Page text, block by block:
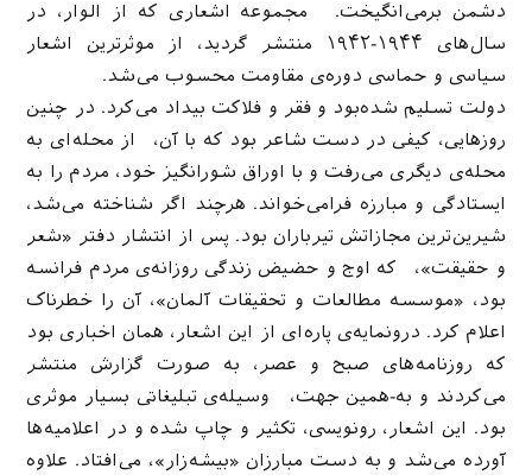
دشمن برمی‌انگیخت. مجموعه اشعاری که از الوار، در
سال‌های ۱۹۴۴-۱۹۴۲ منتشر گردید، از موثرترین اشعار
سیاسی و حماسی دوره‌ی مقاومت محسوب می‌شد.
دولت تسلیم شده‌بود و فقر و فلاکت بیداد می‌کرد. در چنین
روزهایی، کیفی در دست شاعر بود که با آن، از محله‌ای به
محله‌ی دیگری می‌رفت و با اوراق شورانگیز خود، مردم را به
ایستادگی و مبارزه فرامی‌خواند. هرچند اگر شناخته می‌شد،
شیرین‌ترین مجازاتش تیرباران بود. پس از انتشار دفتر «شعر
و حقیقت»، که اوج و حضیض زندگی روزانه‌ی مردم فرانسه
بود، «موسسه مطالعات و تحقیقات آلمان»، آن را خطرناک
اعلام کرد. درونمایه‌ی پاره‌ای از این اشعار، همان اخباری بود
که روزنامه‌‌های صبح و عصر، به صورت گزارش منتشر
می‌کردند و به-همین جهت، وسیله‌ی تبلیغاتی بسیار موثری
بود. این اشعار، رونویسی، تکثیر و چاپ ‌شده و در اعلامیه‌ها
آورده می‌شد و به دست مبارزان «بیشه‌زار»، می‌افتاد. علاوه